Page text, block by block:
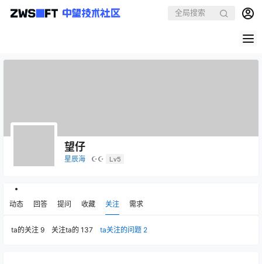
望仔
星辰海 ☪☪ Lv5
动态 回答 提问 收藏 关注 需求
ta的关注 9 关注ta的 137 ta关注的问题 2